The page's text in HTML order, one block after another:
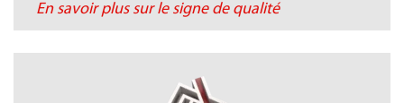
En savoir plus sur le signe de qualité